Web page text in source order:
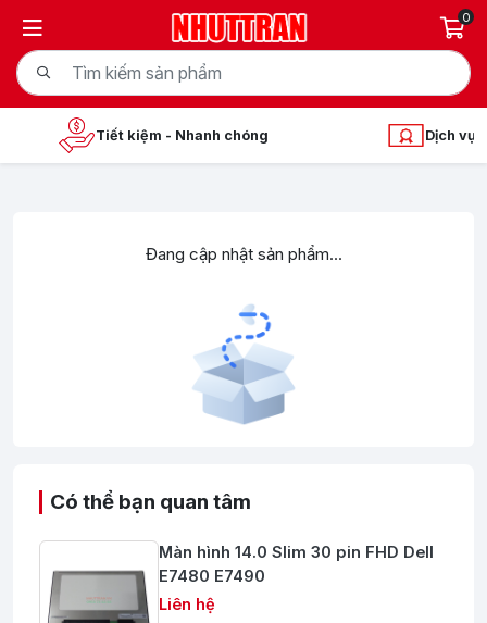
0
Tiết kiệm - Nhanh chóng Dịch vụ
Đang cập nhật sản phẩm...
Có thể bạn quan tâm
Màn hình 14.0 Slim 30 pin FHD Dell
E7480 E7490
Liên hệ